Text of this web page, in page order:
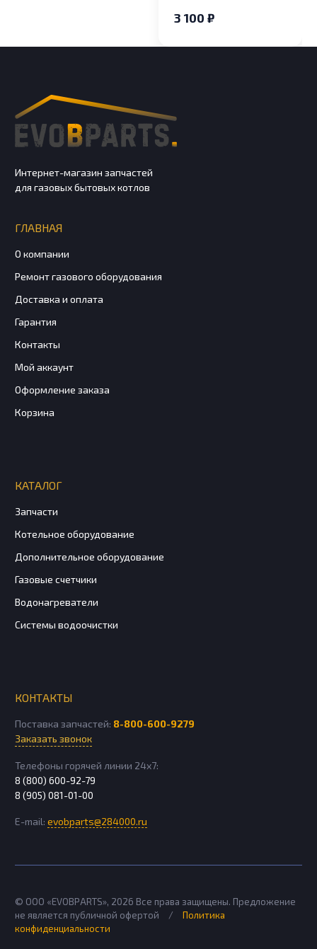
ECO Compact, ECO-5
3 100 ₽
Интернет-магазин запчастей
для газовых бытовых котлов
ГЛАВНАЯ
О компании
Ремонт газового оборудования
Доставка и оплата
Гарантия
Контакты
Мой аккаунт
Оформление заказа
Корзина
КАТАЛОГ
Запчасти
Котельное оборудование
Дополнительное оборудование
Газовые счетчики
Водонагреватели
Системы водоочистки
КОНТАКТЫ
Поставка запчастей: 8-800-600-9279
Заказать звонок
Телефоны горячей линии 24х7:
8 (800) 600-92-79
8 (905) 081-01-00
E-mail: evobparts@284000.ru
© ООО «EVOBPARTS», 2026 Все права защищены. Предложение
не является публичной офертой
/
Политика
конфиденциальности